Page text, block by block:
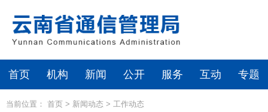
首页 机构 新闻 公开 服务 互动 专题
当前位置： 首页 > 新闻动态 > 工作动态